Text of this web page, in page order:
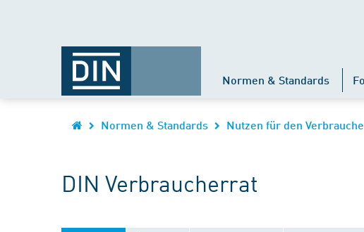
Normen & Standards
Normen & Standards Nutzen für den
DIN Verbraucherrat